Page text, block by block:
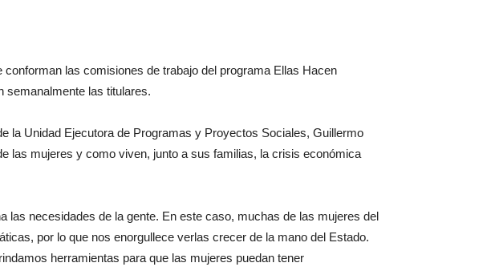
las comisiones de trabajo del programa Ellas Hacen
semanalmente las titulares.
la Unidad Ejecutora de Programas y Proyectos Sociales, Guillermo
las mujeres y como viven, junto a sus familias, la crisis económica
las necesidades de la gente. En este caso, muchas de las mujeres del
por lo que nos enorgullece verlas crecer de la mano del Estado.
herramientas para que las mujeres puedan tener